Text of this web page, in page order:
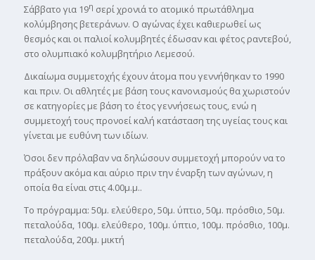
Σάββατο για 19η σερί χρονιά το ατομικό πρωτάθλημα
κολύμβησης βετεράνων. Ο αγώνας έχει καθιερωθεί ως
θεσμός και οι παλιοί κολυμβητές έδωσαν και φέτος ραντεβού,
στο ολυμπιακό κολυμβητήριο Λεμεσού.
Δικαίωμα συμμετοχής έχουν άτομα που γεννήθηκαν το 1990
και πριν. Οι αθλητές με βάση τους κανονισμούς θα χωριστούν
σε κατηγορίες με βάση το έτος γεννήσεως τους, ενώ η
συμμετοχή τους προνοεί καλή κατάσταση της υγείας τους και
γίνεται με ευθύνη των ιδίων.
Όσοι δεν πρόλαβαν να δηλώσουν συμμετοχή μπορούν να το
πράξουν ακόμα και αύριο πριν την έναρξη των αγώνων, η
οποία θα είναι στις 4.00μ.μ..
Το πρόγραμμα: 50μ. ελεύθερο, 50μ. ύπτιο, 50μ. πρόσθιο, 50μ.
πεταλούδα, 100μ. ελεύθερο, 100μ. ύπτιο, 100μ. πρόσθιο, 100μ.
πεταλούδα, 200μ. μικτή